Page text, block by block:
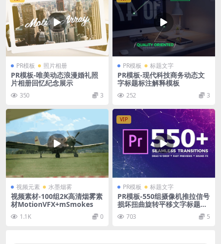
PR模板 照片相册
PR模板-唯美动态浪漫婚礼照
片相册回忆纪念展示
350 3
PR模板 标题文字
PR模板-现代科技商务动态文
字标题标注解释模板
252 3
视频元素 水墨烟雾
视频素材-100组2K高清烟雾素
材MotionVFX+mSmokes
1.1K 0
VIP
PR模板 标题文字
PR模板-550组摄像机推拉信号
损坏扭曲旋转平移文字标题Pr
emiere视频转场
703 5